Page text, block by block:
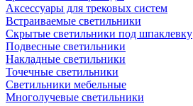
Аксессуары для трековых систем
Встраиваемые светильники
Скрытые светильники под шпаклевку
Подвесные светильники
Накладные светильники
Точечные светильники
Светильники мебельные
Многолучевые светильники